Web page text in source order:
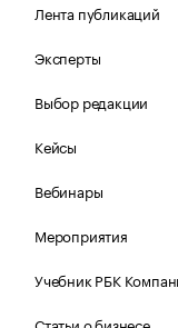
Лента публикаций
Эксперты
Выбор редакции
Кейсы
Вебинары
Мероприятия
Учебник РБК